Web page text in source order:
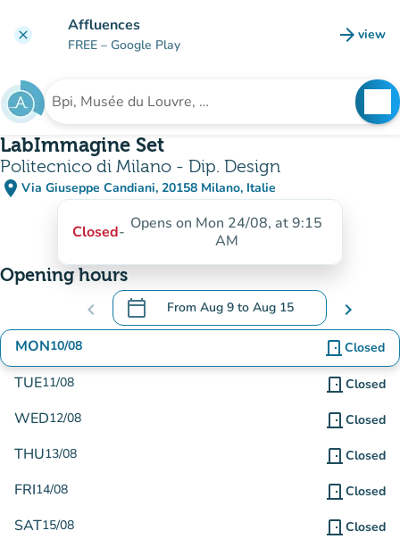
clear Affluences
FREE – Google Play arrow_forward view
(new
Search for an institution
LabImmagine Set
Politecnico di Milano - Dip. Design
place Via Giuseppe Candiani, 20158 Milano, Italie
(open in Google Maps)
(new tab)
Closed- Opens on Mon 24/08, at 9:15
AM
Opening hours
chevron_left calendar_today From Aug 9 to Aug 15
.Open the calendar to change dates
chevron_right
MON10/08 door_front Closed
TUE11/08 door_front Closed
WED12/08 door_front Closed
THU13/08 door_front Closed
FRI14/08 door_front Closed
SAT15/08 door_front Closed